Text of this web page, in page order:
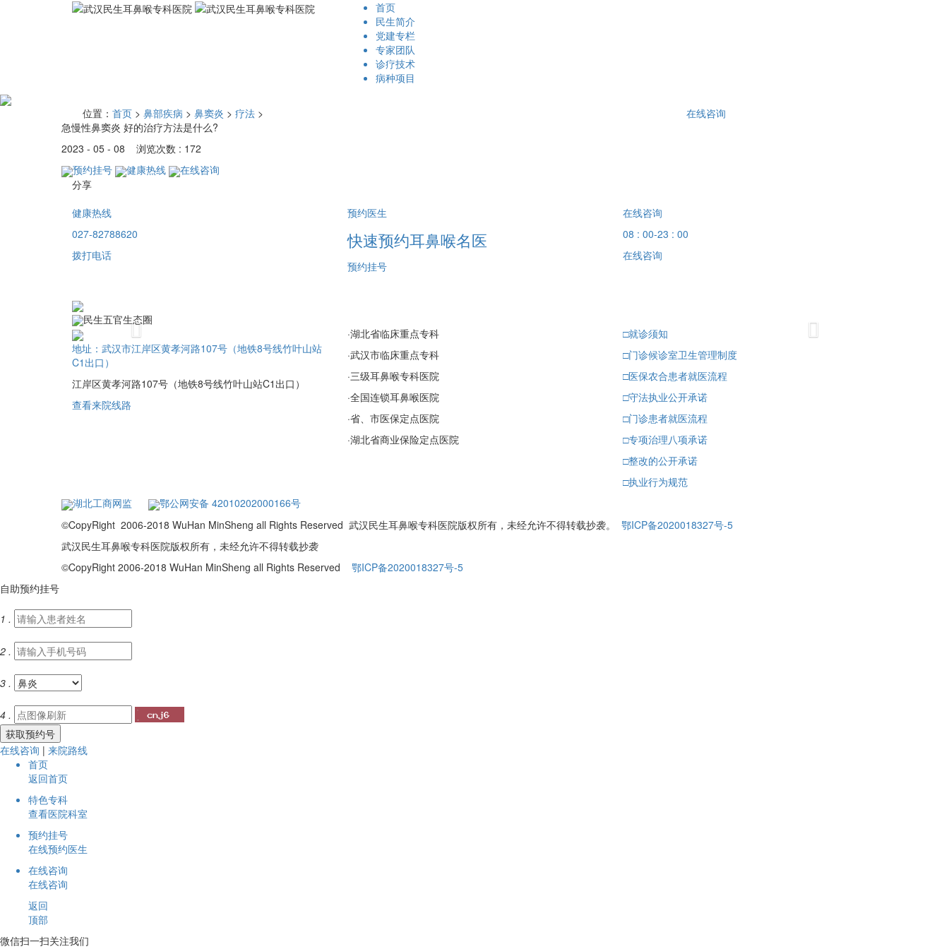
首页
民生简介
党建专栏
专家团队
诊疗技术
病种项目
位置： 首页 > 鼻部疾病 > 鼻窦炎 > 疗法 >
在线咨询
急慢性鼻窦炎 好的治疗方法是什么?
2023 - 05 - 08 浏览次数 : 172
预约挂号
健康热线
在线咨询
分享
健康热线
027-82788620
拨打电话
预约医生
快速预约耳鼻喉名医
预约挂号
在线咨询
08 : 00-23 : 00
在线咨询
民生五官生态圈
Previous Next
地址：武汉市江岸区黄孝河路107号（地铁8号线竹叶山站
C1出口）
江岸区黄孝河路107号（地铁8号线竹叶山站C1出口）
查看来院线路
·湖北省临床重点专科
·武汉市临床重点专科
·三级耳鼻喉专科医院
·全国连锁耳鼻喉医院
·省、市医保定点医院
·湖北省商业保险定点医院
□就诊须知
□门诊候诊室卫生管理制度
□医保农合患者就医流程
□守法执业公开承诺
□门诊患者就医流程
□专项治理八项承诺
□整改的公开承诺
□执业行为规范
湖北工商网监
鄂公网安备 42010202000166号
©CopyRight 2006-2018 WuHan MinSheng all Rights Reserved 武汉民生耳鼻喉专科医院版权所有，未经允许不得转载抄袭。 鄂ICP备2020018327号-5
武汉民生耳鼻喉专科医院版权所有，未经允许不得转载抄袭
©CopyRight 2006-2018 WuHan MinSheng all Rights Reserved 鄂ICP备2020018327号-5
自助预约挂号
1 .
2 .
3 .
4 .
在线咨询 | 来院路线
首页
返回首页
特色专科
查看医院科室
预约挂号
在线预约医生
在线咨询
在线咨询
返回
顶部
微信扫一扫关注我们